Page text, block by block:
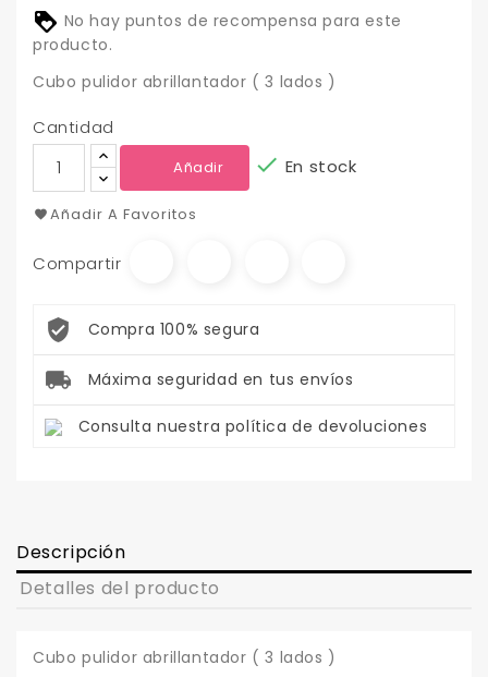
No hay puntos de recompensa para este
producto.
Cubo pulidor abrillantador ( 3 lados )
Cantidad
Añadir  En stock
Añadir A Favoritos
Compartir
Compra 100% segura
Máxima seguridad en tus envíos
Consulta nuestra política de devoluciones
Descripción
Detalles del producto
Cubo pulidor abrillantador ( 3 lados )